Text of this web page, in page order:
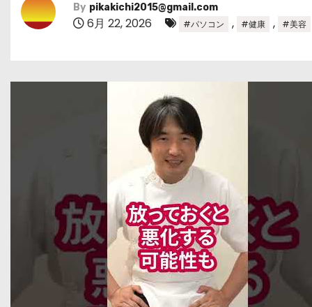
By pikakichi2015@gmail.com
6月 22, 2026 #パソコン , #健康 , #美容